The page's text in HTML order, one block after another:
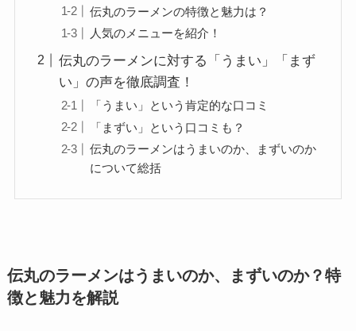
伝丸のラーメンの特徴と魅力は？
人気のメニューを紹介！
伝丸のラーメンに対する「うまい」「まず
い」の声を徹底調査！
「うまい」という肯定的な口コミ
「まずい」という口コミも？
伝丸のラーメンはうまいのか、まずいのか
について総括
伝丸のラーメンはうまいのか、まずいのか？特
徴と魅力を解説